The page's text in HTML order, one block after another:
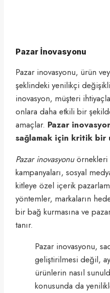
Pazar İnovasyonu
Pazar inovasyonu, ürün
şeklindeki yenilikçi
inovasyon, müşteri
onlara daha etkili bir
amaçlar. Pazar
sağlamak için kritik bir
Pazar inovasyonuörnekleri
kampanyaları, sosyal
kitleye özel içerik
yöntemler, markaların
bir bağ kurmasına ve
tanır.
Pazar inovasyonu,
geliştirilmesi değil,
ürünlerin nasıl
konusunda da